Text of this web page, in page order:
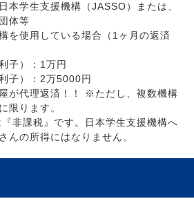
本学生支援機構（JASSO）または、
体等
を使用している場合（1ヶ月の返済
子）：1万円
子）：2万5000円
が代理返済！！ ※ただし、複数機構
限ります。
非課税』です。日本学生支援機構へ
んの所得にはなりません。